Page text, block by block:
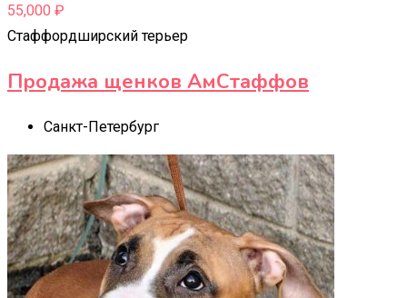
55,000 ₽
Стаффордширский терьер
Продажа щенков АмСтаффов
Санкт-Петербург